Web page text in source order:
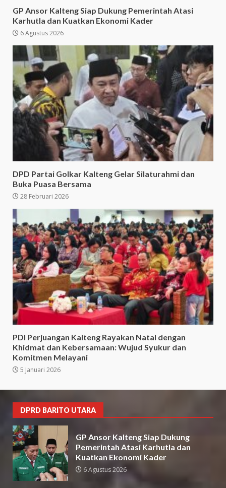
GP Ansor Kalteng Siap Dukung Pemerintah Atasi
Karhutla dan Kuatkan Ekonomi Kader
6 Agustus 2026
DPD Partai Golkar Kalteng Gelar Silaturahmi dan
Buka Puasa Bersama
28 Februari 2026
PDI Perjuangan Kalteng Rayakan Natal dengan
Khidmat dan Kebersamaan: Wujud Syukur dan
Komitmen Melayani
5 Januari 2026
DPRD BARITO UTARA
GP Ansor Kalteng Siap Dukung
Pemerintah Atasi Karhutla dan
Kuatkan Ekonomi Kader
6 Agustus 2026